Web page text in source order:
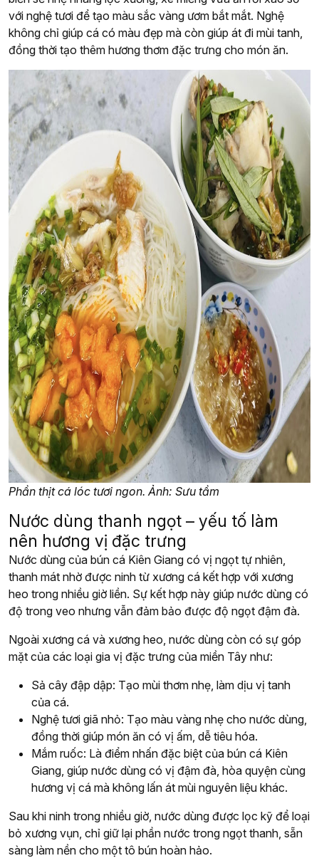
với nghệ tươi để tạo màu sắc vàng ươm bắt mắt. Nghệ
không chỉ giúp cá có màu đẹp mà còn giúp át đi mùi tanh,
đồng thời tạo thêm hương thơm đặc trưng cho món ăn.
Phần thịt cá lóc tươi ngon. Ảnh: Sưu tầm
Nước dùng thanh ngọt – yếu tố làm
nên hương vị đặc trưng
Nước dùng của bún cá Kiên Giang có vị ngọt tự nhiên,
thanh mát nhờ được ninh từ xương cá kết hợp với xương
heo trong nhiều giờ liền. Sự kết hợp này giúp nước dùng có
độ trong veo nhưng vẫn đảm bảo được độ ngọt đậm đà.
Ngoài xương cá và xương heo, nước dùng còn có sự góp
mặt của các loại gia vị đặc trưng của miền Tây như:
Sả cây đập dập: Tạo mùi thơm nhẹ, làm dịu vị tanh
của cá.
Nghệ tươi giã nhỏ: Tạo màu vàng nhẹ cho nước dùng,
đồng thời giúp món ăn có vị ấm, dễ tiêu hóa.
Mắm ruốc: Là điểm nhấn đặc biệt của bún cá Kiên
Giang, giúp nước dùng có vị đậm đà, hòa quyện cùng
hương vị cá mà không lấn át mùi nguyên liệu khác.
Sau khi ninh trong nhiều giờ, nước dùng được lọc kỹ để loại
bỏ xương vụn, chỉ giữ lại phần nước trong ngọt thanh, sẵn
sàng làm nền cho một tô bún hoàn hảo.